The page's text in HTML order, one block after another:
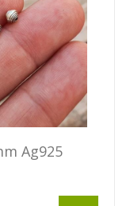
Ag925